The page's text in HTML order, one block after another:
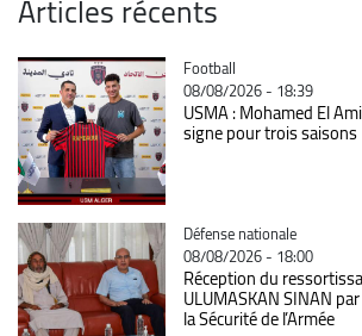
Catégorie
Football
08/08/2026 - 18:39
USMA : Mohamed El
signe pour trois saisons
Catégorie
Défense nationale
08/08/2026 - 18:00
Réception du
ULUMASKAN SINAN
la Sécurité de l’Armée